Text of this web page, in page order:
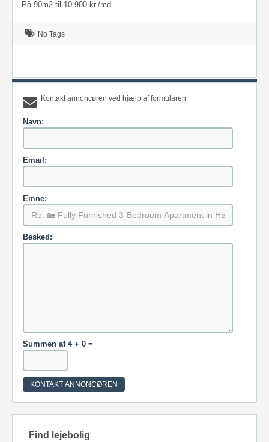
På 90m2 til 10.900 kr./md.
No Tags
Kontakt annoncøren ved hjælp af formularen
Navn:
Email:
Emne:
Besked:
Summen af 4 + 0 =
Find lejebolig